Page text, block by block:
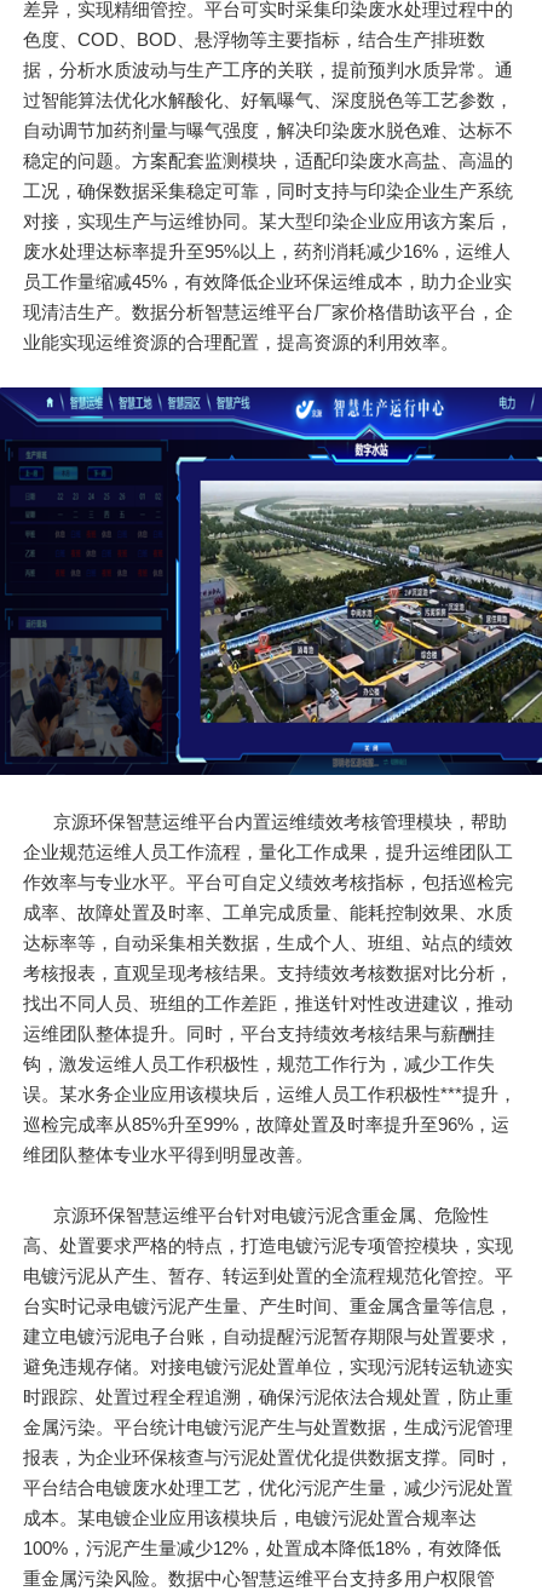
差异，实现精细管控。平台可实时采集印染废水处理过程中的
色度、COD、BOD、悬浮物等主要指标，结合生产排班数
据，分析水质波动与生产工序的关联，提前预判水质异常。通
过智能算法优化水解酸化、好氧曝气、深度脱色等工艺参数，
自动调节加药剂量与曝气强度，解决印染废水脱色难、达标不
稳定的问题。方案配套监测模块，适配印染废水高盐、高温的
工况，确保数据采集稳定可靠，同时支持与印染企业生产系统
对接，实现生产与运维协同。某大型印染企业应用该方案后，
废水处理达标率提升至95%以上，药剂消耗减少16%，运维人
员工作量缩减45%，有效降低企业环保运维成本，助力企业实
现清洁生产。数据分析智慧运维平台厂家价格借助该平台，企
业能实现运维资源的合理配置，提高资源的利用效率。
京源环保智慧运维平台内置运维绩效考核管理模块，帮助
企业规范运维人员工作流程，量化工作成果，提升运维团队工
作效率与专业水平。平台可自定义绩效考核指标，包括巡检完
成率、故障处置及时率、工单完成质量、能耗控制效果、水质
达标率等，自动采集相关数据，生成个人、班组、站点的绩效
考核报表，直观呈现考核结果。支持绩效考核数据对比分析，
找出不同人员、班组的工作差距，推送针对性改进建议，推动
运维团队整体提升。同时，平台支持绩效考核结果与薪酬挂
钩，激发运维人员工作积极性，规范工作行为，减少工作失
误。某水务企业应用该模块后，运维人员工作积极性***提升，
巡检完成率从85%升至99%，故障处置及时率提升至96%，运
维团队整体专业水平得到明显改善。
京源环保智慧运维平台针对电镀污泥含重金属、危险性
高、处置要求严格的特点，打造电镀污泥专项管控模块，实现
电镀污泥从产生、暂存、转运到处置的全流程规范化管控。平
台实时记录电镀污泥产生量、产生时间、重金属含量等信息，
建立电镀污泥电子台账，自动提醒污泥暂存期限与处置要求，
避免违规存储。对接电镀污泥处置单位，实现污泥转运轨迹实
时跟踪、处置过程全程追溯，确保污泥依法合规处置，防止重
金属污染。平台统计电镀污泥产生与处置数据，生成污泥管理
报表，为企业环保核查与污泥处置优化提供数据支撑。同时，
平台结合电镀废水处理工艺，优化污泥产生量，减少污泥处置
成本。某电镀企业应用该模块后，电镀污泥处置合规率达
100%，污泥产生量减少12%，处置成本降低18%，有效降低
重金属污染风险。数据中心智慧运维平台支持多用户权限管